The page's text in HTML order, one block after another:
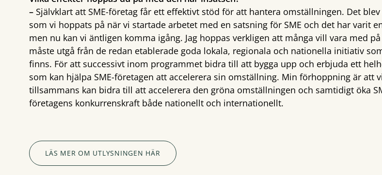
– Självklart att SME-företag får ett effektivt stöd för att hantera omställningen. Det
som vi hoppats på när vi startade arbetet med en satsning för SME och det har varit
men nu kan vi äntligen komma igång. Jag hoppas verkligen att många vill vara med
måste utgå från de redan etablerade goda lokala, regionala och nationella initiativ
finns. För att successivt inom programmet bidra till att bygga upp och erbjuda ett
som kan hjälpa SME-företagen att accelerera sin omställning. Min förhoppning är att vi
tillsammans kan bidra till att accelerera den gröna omställningen och samtidigt öka
företagens konkurrenskraft både nationellt och internationellt.
LÄS MER OM UTLYSNINGEN HÄR